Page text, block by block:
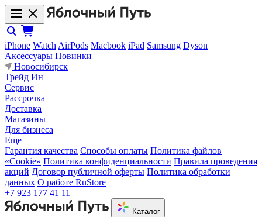
iPhone Watch AirPods Macbook iPad Samsung Dyson
Аксессуары Новинки
Новосибирск
Трейд Ин
Сервис
Рассрочка
Доставка
Магазины
Для бизнеса
Еще
Гарантия качества Способы оплаты Политика файлов
«Cookie» Политика конфиденциальности Правила проведения
акций Договор публичной оферты Политика обработки
данных О работе RuStore
+7 923 177 41 11
Каталог